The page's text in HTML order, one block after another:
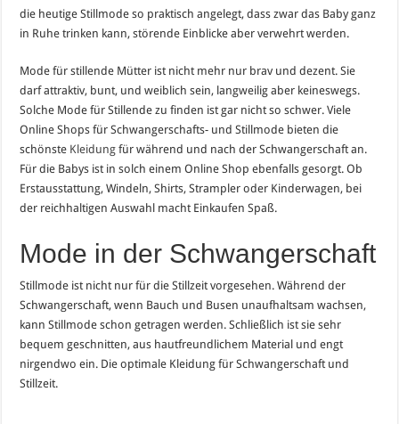
die heutige Stillmode so praktisch angelegt, dass zwar das Baby ganz
in Ruhe trinken kann, störende Einblicke aber verwehrt werden.
Mode für stillende Mütter ist nicht mehr nur brav und dezent. Sie
darf attraktiv, bunt, und weiblich sein, langweilig aber keineswegs.
Solche Mode für Stillende zu finden ist gar nicht so schwer. Viele
Online Shops für Schwangerschafts- und Stillmode bieten die
schönste Kleidung für während und nach der Schwangerschaft an.
Für die Babys ist in solch einem Online Shop ebenfalls gesorgt. Ob
Erstausstattung, Windeln, Shirts, Strampler oder Kinderwagen, bei
der reichhaltigen Auswahl macht Einkaufen Spaß.
Mode in der Schwangerschaft
Stillmode ist nicht nur für die Stillzeit vorgesehen. Während der
Schwangerschaft, wenn Bauch und Busen unaufhaltsam wachsen,
kann Stillmode schon getragen werden. Schließlich ist sie sehr
bequem geschnitten, aus hautfreundlichem Material und engt
nirgendwo ein. Die optimale Kleidung für Schwangerschaft und
Stillzeit.